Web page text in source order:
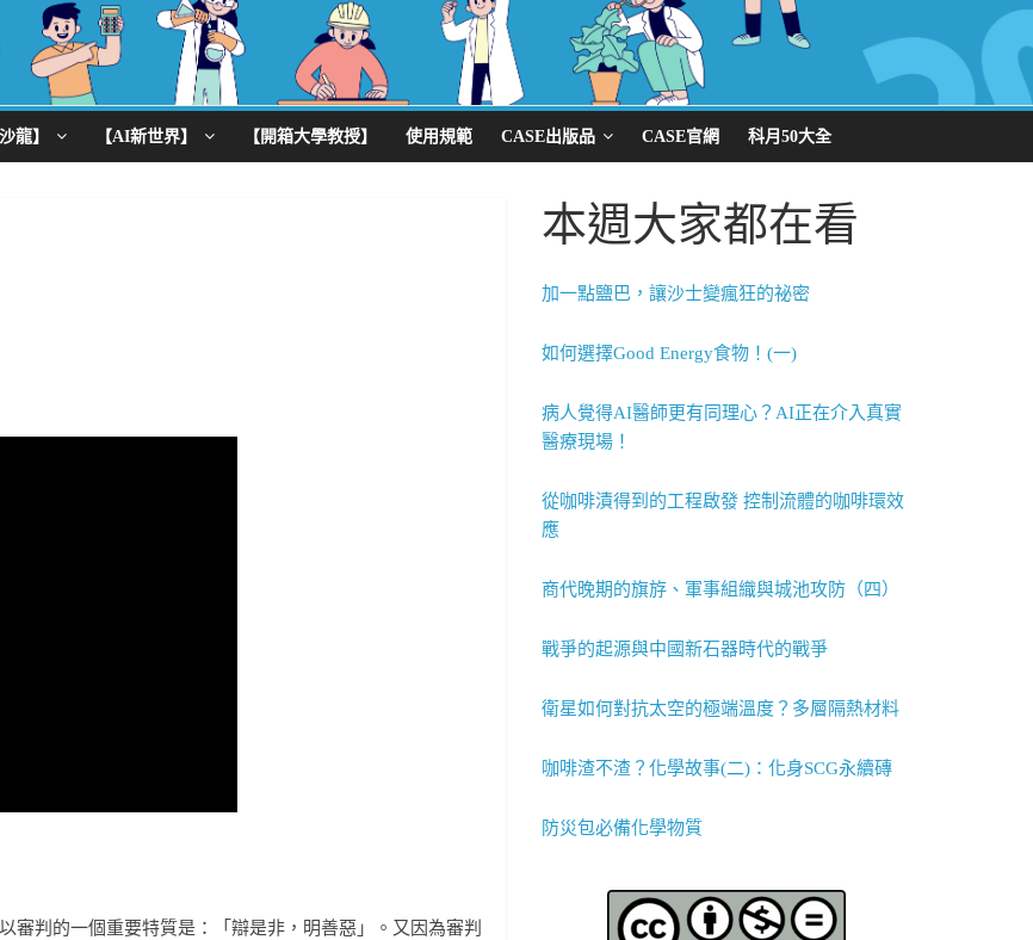
龍】 【AI新世界】 【開箱大學教授】 使用規範 CASE出版品 CASE官網 科月50大全
審判的一個重要特質是：「辯是非，明善惡」。又因為審判
本週大家都在看
加一點鹽巴，讓沙士變瘋狂的祕密
如何選擇Good Energy食物！(一)
病人覺得AI醫師更有同理心？AI正在介入真實
醫療現場！
從咖啡漬得到的工程啟發 控制流體的咖啡環效
應
商代晚期的旗斿、軍事組織與城池攻防（四）
戰爭的起源與中國新石器時代的戰爭
衛星如何對抗太空的極端溫度？多層隔熱材料
咖啡渣不渣？化學故事(二)：化身SCG永續磚
防災包必備化學物質